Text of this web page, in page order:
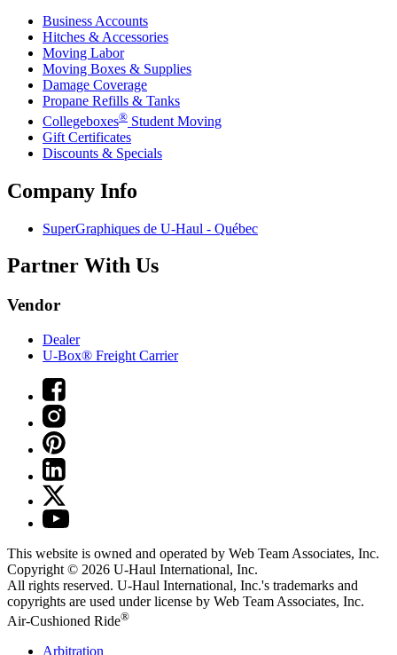
Business Accounts
Hitches & Accessories
Moving Labor
Moving Boxes & Supplies
Damage Coverage
Propane Refills & Tanks
Collegeboxes® Student Moving
Gift Certificates
Discounts & Specials
Company Info
SuperGraphiques de U-Haul - Québec
Partner With Us
Vendor
Dealer
U-Box® Freight Carrier
This website is owned and operated by Web Team Associates, Inc.
Copyright © 2026 U-Haul International, Inc.
All rights reserved. U-Haul International, Inc.'s trademarks and
copyrights are used under license by Web Team Associates, Inc.
Air-Cushioned Ride®
Arbitration